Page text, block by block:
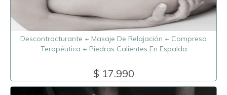
Descontracturante + Masaje De Relajación + Compresa
Terapéutica + Piedras Calientes En Espalda
$ 17.990